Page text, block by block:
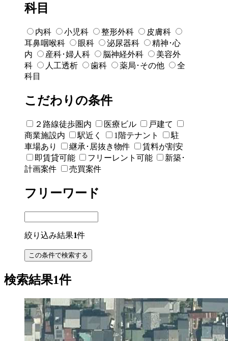
科目
内科 小児科 整形外科
皮膚科
耳鼻咽喉科
眼科 泌尿器科
精神･心
内
産科･婦人科 脳神経外科
美容外
科
人工透析 歯科 薬局･その他
全
科目
こだわりの条件
２路線徒歩圏内 医療ビル
戸建て
商業施設内
駅近く 1階テナント
駐
車場あり
継承･居抜き物件
賃料が割安
即賃貸可能
フリーレント可能
新築･
計画案件
売買案件
フリーワード
絞り込み結果1件
検索結果1件